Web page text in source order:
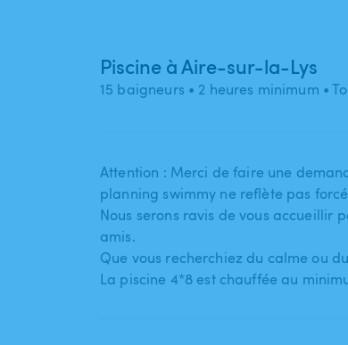
Piscine à Aire-sur-la-Lys
15 baigneurs • 2 heures minimum •
Attention : Merci de faire une
planning swimmy ne reflète pas
Nous serons ravis de vous accueillir
amis.
Que vous recherchiez du calme ou
La piscine 4*8 est chauffée au